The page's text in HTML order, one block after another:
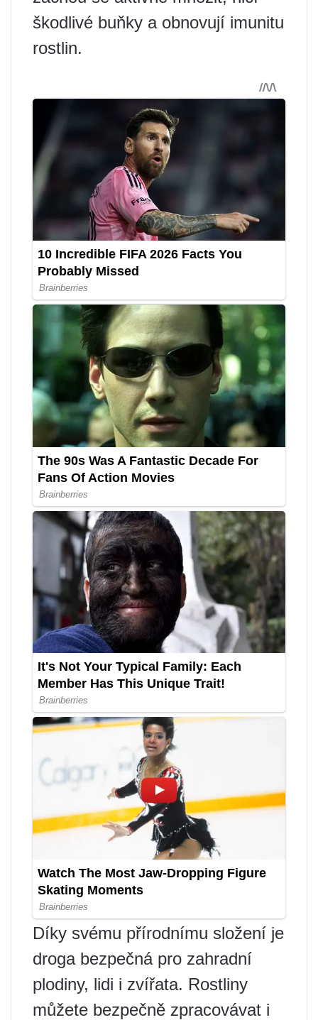
škodlivé buňky a obnovují imunitu
rostlin.
Díky svému přírodnímu složení je
droga bezpečná pro zahradní
plodiny, lidi i zvířata. Rostliny
můžete bezpečně zpracovávat i